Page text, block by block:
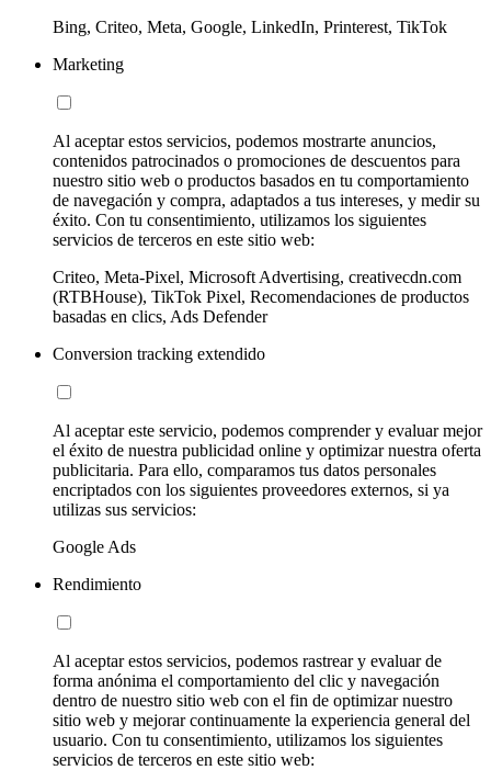
Bing, Criteo, Meta, Google, LinkedIn, Printerest, TikTok
Marketing
Al aceptar estos servicios, podemos mostrarte anuncios,
contenidos patrocinados o promociones de descuentos para
nuestro sitio web o productos basados en tu comportamiento
de navegación y compra, adaptados a tus intereses, y medir su
éxito. Con tu consentimiento, utilizamos los siguientes
servicios de terceros en este sitio web:
Criteo, Meta-Pixel, Microsoft Advertising, creativecdn.com
(RTBHouse), TikTok Pixel, Recomendaciones de productos
basadas en clics, Ads Defender
Conversion tracking extendido
Al aceptar este servicio, podemos comprender y evaluar mejor
el éxito de nuestra publicidad online y optimizar nuestra oferta
publicitaria. Para ello, comparamos tus datos personales
encriptados con los siguientes proveedores externos, si ya
utilizas sus servicios:
Google Ads
Rendimiento
Al aceptar estos servicios, podemos rastrear y evaluar de
forma anónima el comportamiento del clic y navegación
dentro de nuestro sitio web con el fin de optimizar nuestro
sitio web y mejorar continuamente la experiencia general del
usuario. Con tu consentimiento, utilizamos los siguientes
servicios de terceros en este sitio web: